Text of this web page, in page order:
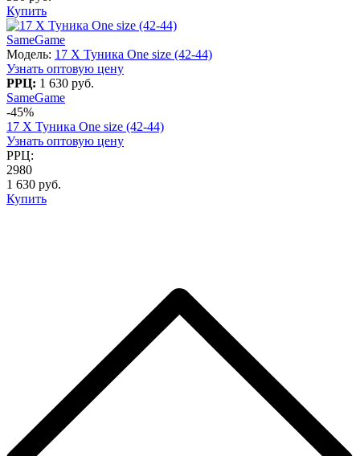
Купить
SameGame
Модель: 17 X Туника One size (42-44)
Узнать оптовую цену
РРЦ: 1 630 руб.
SameGame
-45%
17 X Туника One size (42-44)
Узнать оптовую цену
РРЦ:
2980
1 630 руб.
Купить